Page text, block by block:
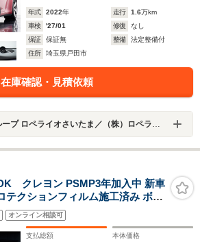
年式 2022年 走行 1.6万km
車検
'27/01 修復
なし
保証
保証無 整備
法定整備付
住所
埼玉県戸田市
在庫確認・見積依頼
プ ロペライオさいたま／（株）ロペライオ
クレヨン PSMP3年加入中 新車
テクションフィルム施工済み ボル
ト ボルドーレッド&ブラックレ
オンライン相談可
支払総額 本体価格